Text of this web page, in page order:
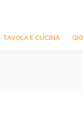
TAVOLA E CUCINA